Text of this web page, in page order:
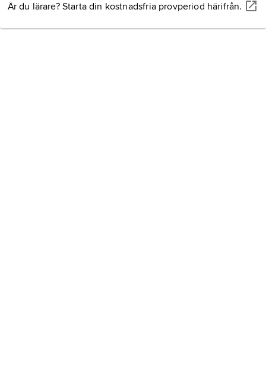
Är du lärare? Starta din kostnadsfria provperiod härifrån.